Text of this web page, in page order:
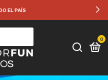
35% OFF POR TRANSFERENCIA
0